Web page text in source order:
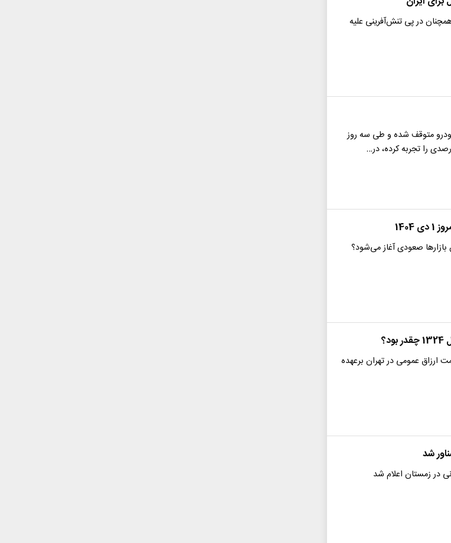
در پی تنش‌آفرینی علیه
متوقف شده و طی سه روز
صعودی آغاز می‌شود؟
و کنترل قیمت ارزاق عمومی در تهران برعهده
شد
در زمستان اعلام شد